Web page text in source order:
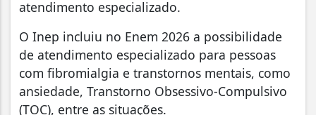
atendimento especializado.
O Inep incluiu no Enem 2026 a possibilidade
de atendimento especializado para pessoas
com fibromialgia e transtornos mentais, como
ansiedade, Transtorno Obsessivo-Compulsivo
(TOC), entre as situações.